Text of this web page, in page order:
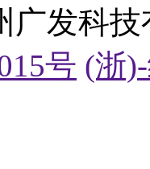
广发科
号 (浙